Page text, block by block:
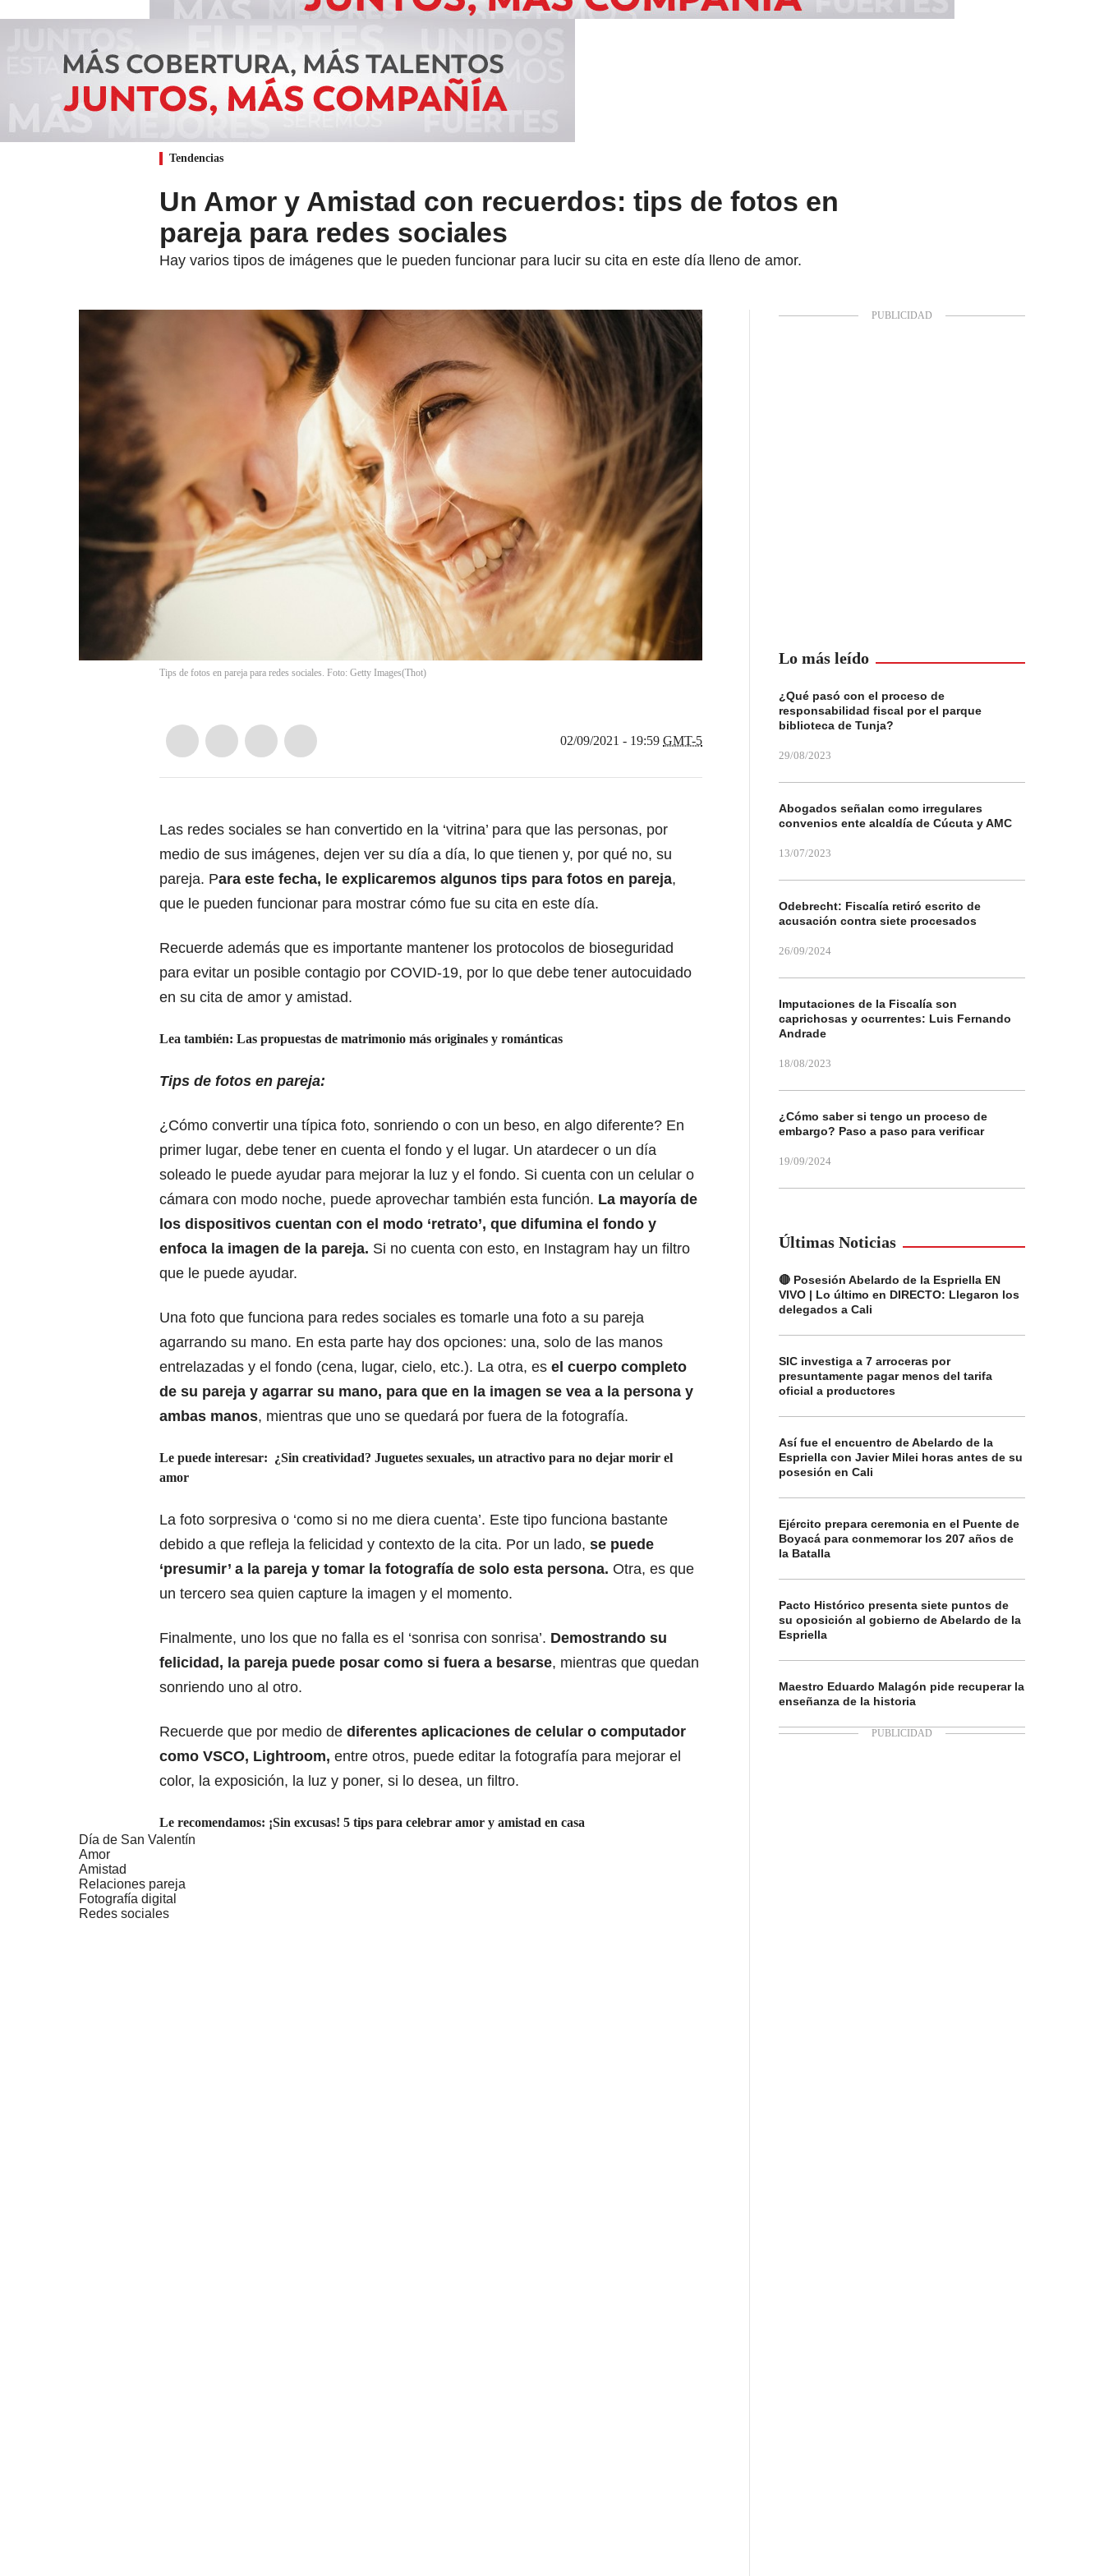
Tendencias
Un Amor y Amistad con recuerdos: tips de fotos en
pareja para redes sociales
Hay varios tipos de imágenes que le pueden funcionar para lucir su cita en este día lleno de amor.
Tips de fotos en pareja para redes sociales. Foto: Getty Images(Thot)
02/09/2021 - 19:59 GMT-5
Las redes sociales se han convertido en la ‘vitrina’ para que las personas, por
medio de sus imágenes, dejen ver su día a día, lo que tienen y, por qué no, su
pareja. Para este fecha, le explicaremos algunos tips para fotos en pareja,
que le pueden funcionar para mostrar cómo fue su cita en este día.
Recuerde además que es importante mantener los protocolos de bioseguridad
para evitar un posible contagio por COVID-19, por lo que debe tener autocuidado
en su cita de amor y amistad.
Lea también: Las propuestas de matrimonio más originales y románticas
Tips de fotos en pareja:
¿Cómo convertir una típica foto, sonriendo o con un beso, en algo diferente? En
primer lugar, debe tener en cuenta el fondo y el lugar. Un atardecer o un día
soleado le puede ayudar para mejorar la luz y el fondo. Si cuenta con un celular o
cámara con modo noche, puede aprovechar también esta función. La mayoría de
los dispositivos cuentan con el modo ‘retrato’, que difumina el fondo y
enfoca la imagen de la pareja. Si no cuenta con esto, en Instagram hay un filtro
que le puede ayudar.
Una foto que funciona para redes sociales es tomarle una foto a su pareja
agarrando su mano. En esta parte hay dos opciones: una, solo de las manos
entrelazadas y el fondo (cena, lugar, cielo, etc.). La otra, es el cuerpo completo
de su pareja y agarrar su mano, para que en la imagen se vea a la persona y
ambas manos, mientras que uno se quedará por fuera de la fotografía.
Le puede interesar: ¿Sin creatividad? Juguetes sexuales, un atractivo para no dejar morir el
amor
La foto sorpresiva o ‘como si no me diera cuenta’. Este tipo funciona bastante
debido a que refleja la felicidad y contexto de la cita. Por un lado, se puede
‘presumir’ a la pareja y tomar la fotografía de solo esta persona. Otra, es que
un tercero sea quien capture la imagen y el momento.
Finalmente, uno los que no falla es el ‘sonrisa con sonrisa’. Demostrando su
felicidad, la pareja puede posar como si fuera a besarse, mientras que quedan
sonriendo uno al otro.
Recuerde que por medio de diferentes aplicaciones de celular o computador
como VSCO, Lightroom, entre otros, puede editar la fotografía para mejorar el
color, la exposición, la luz y poner, si lo desea, un filtro.
Le recomendamos: ¡Sin excusas! 5 tips para celebrar amor y amistad en casa
Día de San Valentín
Amor
Amistad
Relaciones pareja
Fotografía digital
Redes sociales
Lo más leído
¿Qué pasó con el proceso de
responsabilidad fiscal por el parque
biblioteca de Tunja?
29/08/2023
Abogados señalan como irregulares
convenios ente alcaldía de Cúcuta y AMC
13/07/2023
Odebrecht: Fiscalía retiró escrito de
acusación contra siete procesados
26/09/2024
Imputaciones de la Fiscalía son
caprichosas y ocurrentes: Luis Fernando
Andrade
18/08/2023
¿Cómo saber si tengo un proceso de
embargo? Paso a paso para verificar
19/09/2024
Últimas Noticias
🔴 Posesión Abelardo de la Espriella EN
VIVO | Lo último en DIRECTO: Llegaron los
delegados a Cali
SIC investiga a 7 arroceras por
presuntamente pagar menos del tarifa
oficial a productores
Así fue el encuentro de Abelardo de la
Espriella con Javier Milei horas antes de su
posesión en Cali
Ejército prepara ceremonia en el Puente de
Boyacá para conmemorar los 207 años de
la Batalla
Pacto Histórico presenta siete puntos de
su oposición al gobierno de Abelardo de la
Espriella
Maestro Eduardo Malagón pide recuperar la
enseñanza de la historia